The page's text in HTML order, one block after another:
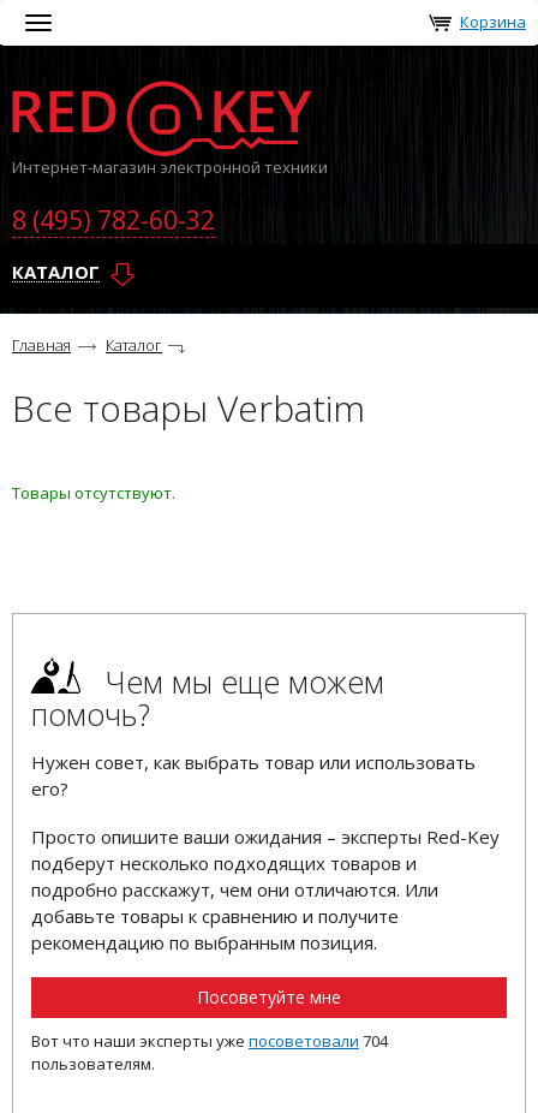
Toggle
navigation
Корзина
Интернет-магазин электронной техники
8 (495) 782-60-32
КАТАЛОГ
Главная Каталог
Все товары Verbatim
Товары отсутствуют.
Чем мы еще можем
помочь?
Нужен совет, как выбрать товар или использовать
его?
Просто опишите ваши ожидания – эксперты Red-Key
подберут несколько подходящих товаров и
подробно расскажут, чем они отличаются. Или
добавьте товары к сравнению и получите
рекомендацию по выбранным позиция.
Посоветуйте мне
Вот что наши эксперты уже посоветовали 704
пользователям.